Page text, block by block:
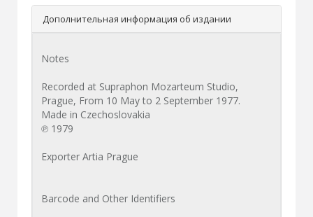
Дополнительная информация об издании